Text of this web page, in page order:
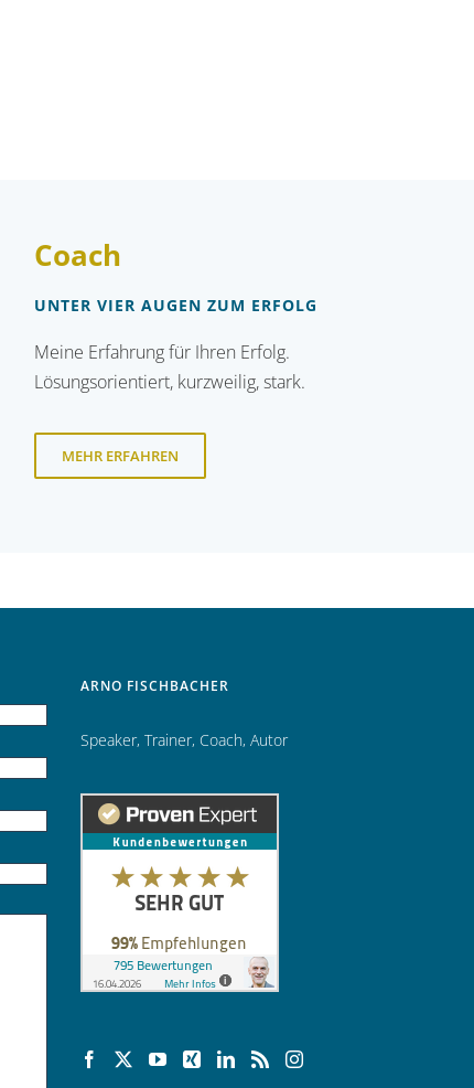
Coach
UNTER VIER AUGEN ZUM ERFOLG
Meine Erfahrung für Ihren Erfolg.
Lösungsorientiert, kurzweilig, stark.
MEHR ERFAHREN
ARNO FISCHBACHER
Speaker, Trainer, Coach, Autor